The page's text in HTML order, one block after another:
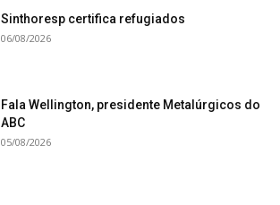
Sinthoresp certifica refugiados
06/08/2026
Fala Wellington, presidente Metalúrgicos do
ABC
05/08/2026